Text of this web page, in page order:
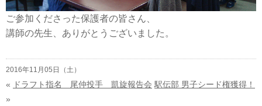
ご参加くださった保護者の皆さん、
講師の先生、ありがとうございました。
2016年11月05日（土）
« ドラフト指名 尾仲投手 凱旋報告会 駅伝部 男子シード権獲得！
»